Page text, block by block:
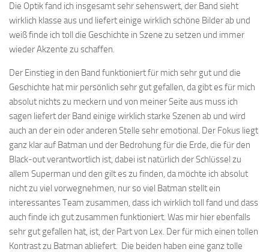
Die Optik fand ich insgesamt sehr sehenswert, der Band sieht
wirklich klasse aus und liefert einige wirklich schöne Bilder ab und
weiß finde ich toll die Geschichte in Szene zu setzen und immer
wieder Akzente zu schaffen.
Der Einstieg in den Band funktioniert für mich sehr gut und die
Geschichte hat mir persönlich sehr gut gefallen, da gibt es für mich
absolut nichts zu meckern und von meiner Seite aus muss ich
sagen liefert der Band einige wirklich starke Szenen ab und wird
auch an der ein oder anderen Stelle sehr emotional. Der Fokus liegt
ganz klar auf Batman und der Bedrohung für die Erde, die für den
Black-out verantwortlich ist, dabei ist natürlich der Schlüssel zu
allem Superman und den gilt es zu finden, da möchte ich absolut
nicht zu viel vorwegnehmen, nur so viel Batman stellt ein
interessantes Team zusammen, dass ich wirklich toll fand und dass
auch finde ich gut zusammen funktioniert. Was mir hier ebenfalls
sehr gut gefallen hat, ist, der Part von Lex. Der für mich einen tollen
Kontrast zu Batman abliefert. Die beiden haben eine ganz tolle